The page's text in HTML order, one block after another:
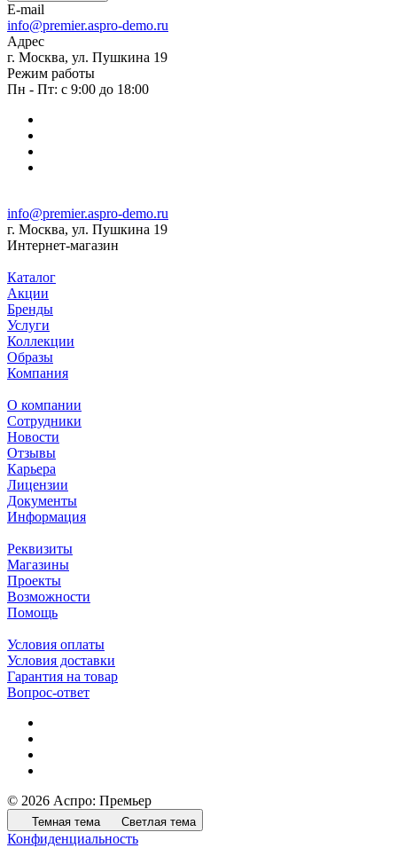
E-mail
info@premier.aspro-demo.ru
Адрес
г. Москва, ул. Пушкина 19
Режим работы
Пн - Пт: с 9:00 до 18:00
info@premier.aspro-demo.ru
г. Москва, ул. Пушкина 19
Интернет-магазин
Каталог
Акции
Бренды
Услуги
Коллекции
Образы
Компания
О компании
Сотрудники
Новости
Отзывы
Карьера
Лицензии
Документы
Информация
Реквизиты
Магазины
Проекты
Возможности
Помощь
Условия оплаты
Условия доставки
Гарантия на товар
Вопрос-ответ
© 2026 Аспро: Премьер
Темная тема Светлая тема
Конфиденциальность